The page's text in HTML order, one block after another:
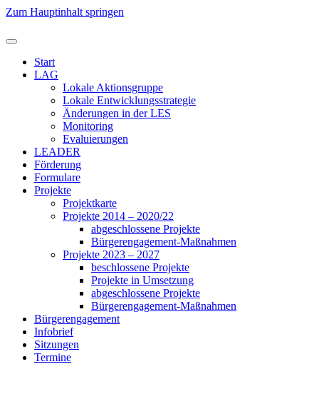
Zum Hauptinhalt springen
Start
LAG
Lokale Aktionsgruppe
Lokale Entwicklungsstrategie
Änderungen in der LES
Monitoring
Evaluierungen
LEADER
Förderung
Formulare
Projekte
Projektkarte
Projekte 2014 – 2020/22
abgeschlossene Projekte
Bürgerengagement-Maßnahmen
Projekte 2023 – 2027
beschlossene Projekte
Projekte in Umsetzung
abgeschlossene Projekte
Bürgerengagement-Maßnahmen
Bürgerengagement
Infobrief
Sitzungen
Termine